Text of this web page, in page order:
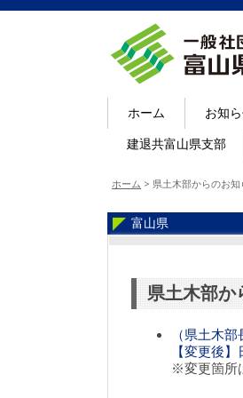
ホーム お知
建退共富山県支部
ホーム > 県土木部からのお知
富山県
県土木部か
（県土木
【変更後
※変更箇所